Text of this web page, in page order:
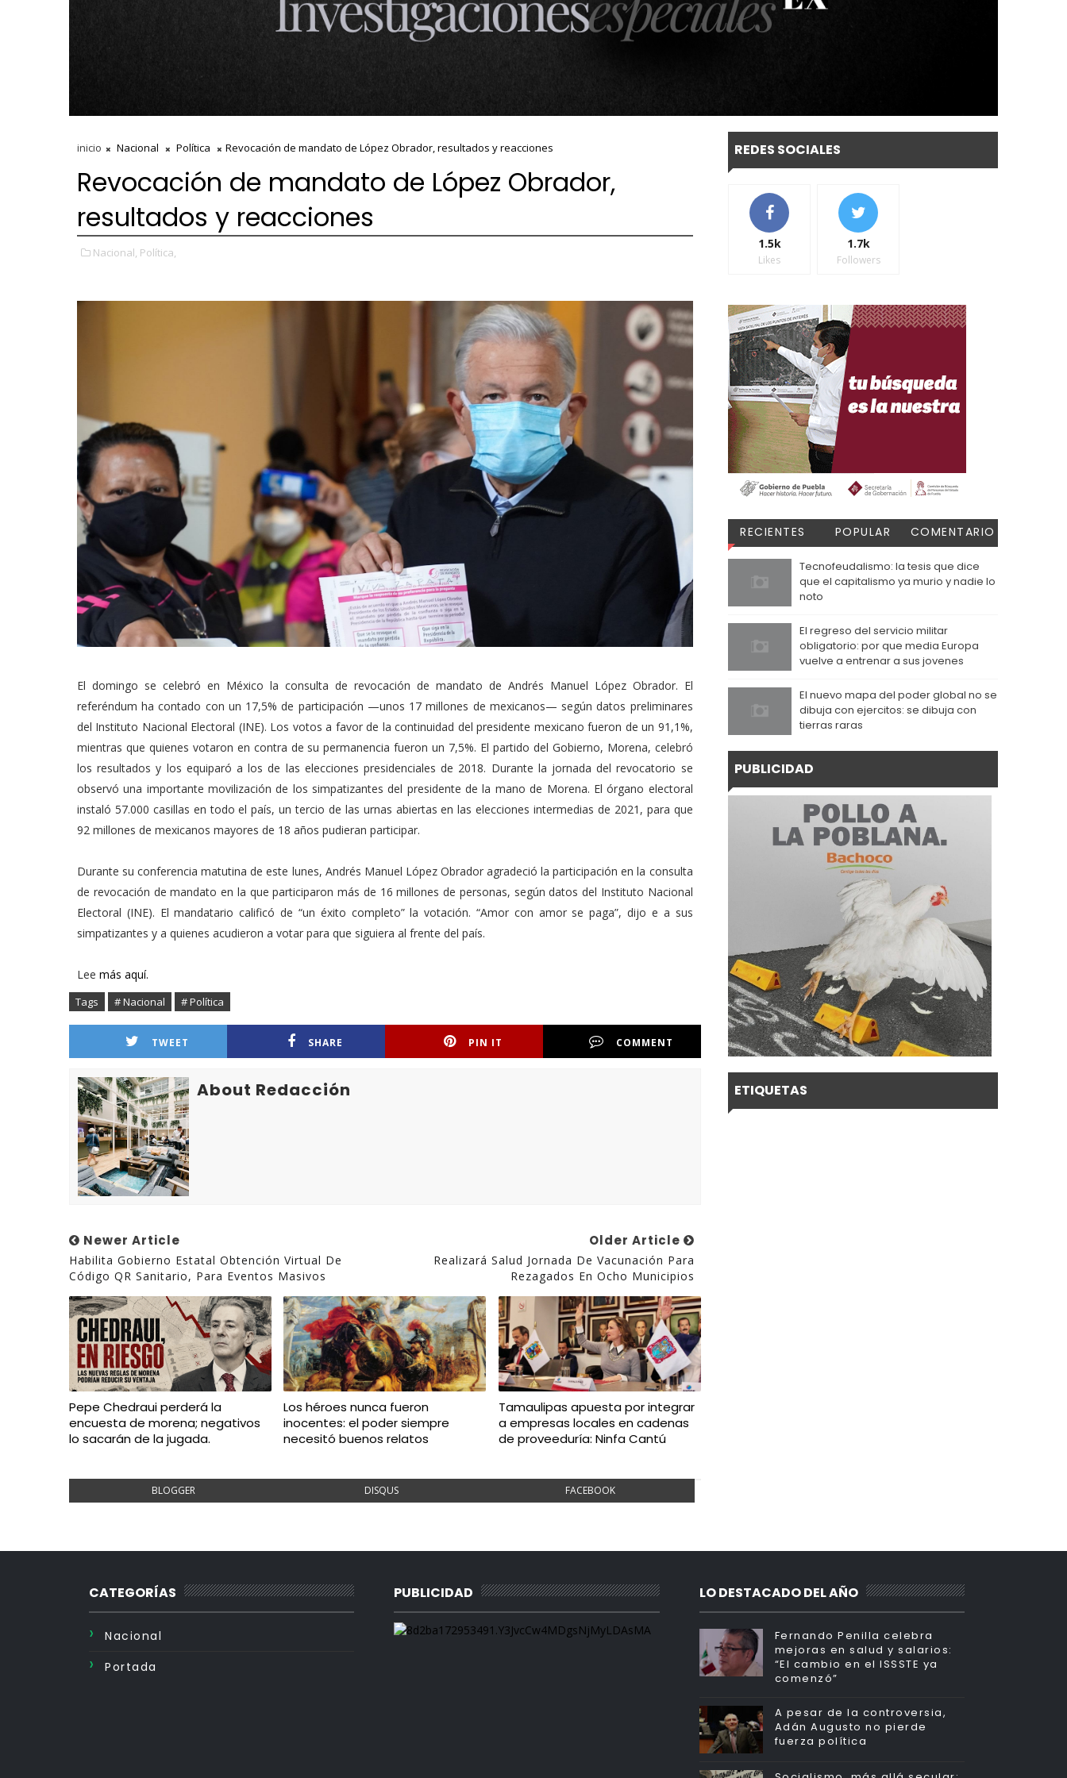
inicio Nacional Política Revocación de mandato de López Obrador, resultados y reacciones
Revocación de mandato de López Obrador,
resultados y reacciones
Nacional, Política,
El domingo se celebró en México la consulta de revocación de mandato de Andrés Manuel López Obrador. El
referéndum ha contado con un 17,5% de participación —unos 17 millones de mexicanos— según datos preliminares
del Instituto Nacional Electoral (INE). Los votos a favor de la continuidad del presidente mexicano fueron de un 91,1%,
mientras que quienes votaron en contra de su permanencia fueron un 7,5%. El partido del Gobierno, Morena, celebró
los resultados y los equiparó a los de las elecciones presidenciales de 2018. Durante la jornada del revocatorio se
observó una importante movilización de los simpatizantes del presidente de la mano de Morena. El órgano electoral
instaló 57.000 casillas en todo el país, un tercio de las urnas abiertas en las elecciones intermedias de 2021, para que
92 millones de mexicanos mayores de 18 años pudieran participar.
Durante su conferencia matutina de este lunes, Andrés Manuel López Obrador agradeció la participación en la consulta
de revocación de mandato en la que participaron más de 16 millones de personas, según datos del Instituto Nacional
Electoral (INE). El mandatario calificó de “un éxito completo” la votación. “Amor con amor se paga”, dijo e a sus
simpatizantes y a quienes acudieron a votar para que siguiera al frente del país.
Lee más aquí.
Tags # Nacional # Política
TWEET SHARE PIN IT COMMENT
About Redacción
Newer Article
Habilita Gobierno Estatal Obtención Virtual De
Código QR Sanitario, Para Eventos Masivos
Older Article
Realizará Salud Jornada De Vacunación Para
Rezagados En Ocho Municipios
Pepe Chedraui perderá la
encuesta de morena; negativos
lo sacarán de la jugada.
Los héroes nunca fueron
inocentes: el poder siempre
necesitó buenos relatos
Tamaulipas apuesta por integrar
a empresas locales en cadenas
de proveeduría: Ninfa Cantú
BLOGGER DISQUS FACEBOOK
REDES SOCIALES
1.5k
Likes
1.7k
Followers
RECIENTES POPULAR
COMENTARIO
Tecnofeudalismo: la tesis que dice
que el capitalismo ya murio y nadie lo
noto
El regreso del servicio militar
obligatorio: por que media Europa
vuelve a entrenar a sus jovenes
El nuevo mapa del poder global no se
dibuja con ejercitos: se dibuja con
tierras raras
PUBLICIDAD
ETIQUETAS
CATEGORÍAS
Nacional
Portada
PUBLICIDAD LO DESTACADO DEL AÑO
Fernando Penilla celebra
mejoras en salud y salarios:
“El cambio en el ISSSTE ya
comenzó”
A pesar de la controversia,
Adán Augusto no pierde
fuerza política